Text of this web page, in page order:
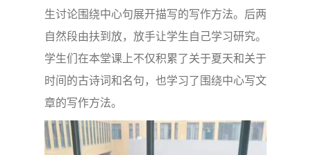
生讨论围绕中心句展开描写的写作方法。后两
自然段由扶到放，放手让学生自己学习研究。
学生们在本堂课上不仅积累了关于夏天和关于
时间的古诗词和名句，也学习了围绕中心写文
章的写作方法。